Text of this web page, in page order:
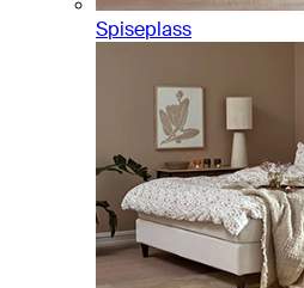
Spiseplass